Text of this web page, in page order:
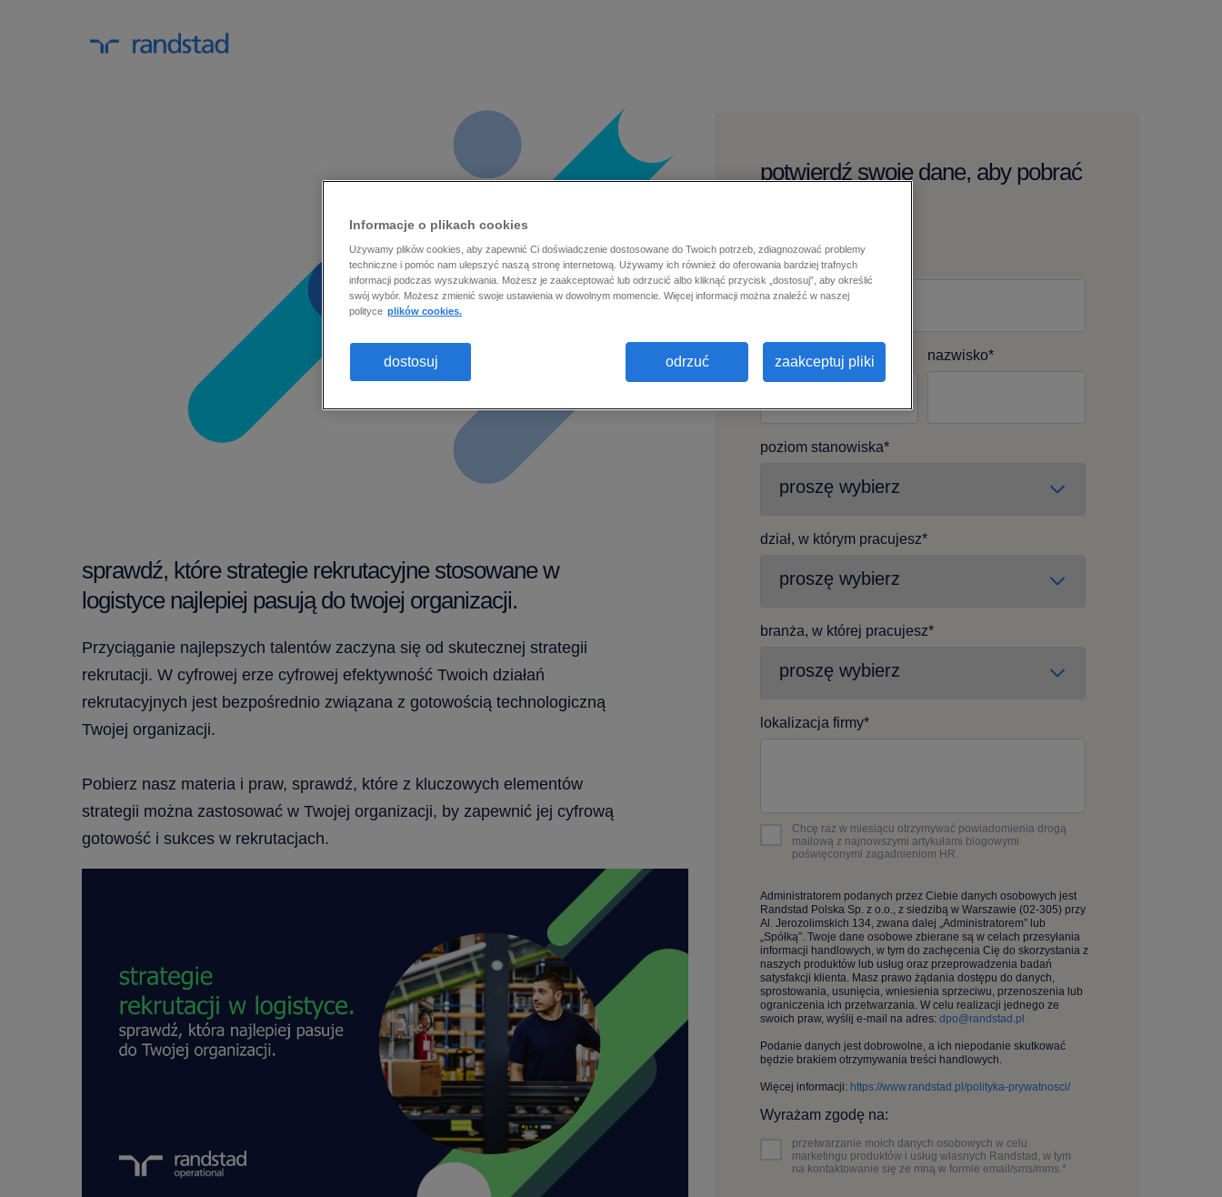
sprawdź, które strategie rekrutacyjne stosowane w
logistyce najlepiej pasują do twojej organizacji.
Przyciąganie najlepszych talentów zaczyna się od skutecznej strategii
rekrutacji. W cyfrowej erze cyfrowej efektywność Twoich działań
rekrutacyjnych jest bezpośrednio związana z gotowością technologiczną
Twojej organizacji.
Pobierz nasz materia i praw, sprawdź, które z kluczowych elementów
strategii można zastosować w Twojej organizacji, by zapewnić jej cyfrową
gotowość i sukces w rekrutacjach.
potwierdź swoje dane, aby pobrać
służbowy adres e-mail
imię* nazwisko*
poziom stanowiska*
dział, w którym pracujesz*
branża, w której pracujesz*
lokalizacja firmy*
Chcę raz w miesiącu otrzymywać powiadomienia drogą
mailową z najnowszymi artykułami blogowymi
poświęconymi zagadnieniom HR.
Administratorem podanych przez Ciebie danych osobowych jest
Randstad Polska Sp. z o.o., z siedzibą w Warszawie (02-305) przy
Al. Jerozolimskich 134, zwana dalej „Administratorem” lub
„Spółką”. Twoje dane osobowe zbierane są w celach przesyłania
informacji handlowych, w tym do zachęcenia Cię do skorzystania z
naszych produktów lub usług oraz przeprowadzenia badań
satysfakcji klienta. Masz prawo żądania dostępu do danych,
sprostowania, usunięcia, wniesienia sprzeciwu, przenoszenia lub
ograniczenia ich przetwarzania. W celu realizacji jednego ze
swoich praw, wyślij e-mail na adres:dpo@randstad.pl
Podanie danych jest dobrowolne, a ich niepodanie skutkować
będzie brakiem otrzymywania treści handlowych.
Więcej informacji: https://www.randstad.pl/polityka-prywatnosci/
Wyrażam zgodę na:
przetwarzanie moich danych osobowych w celu
marketingu produktów i usług własnych Randstad, w tym
na kontaktowanie się ze mną w formie email/sms/mms.*
Informacje o plikach cookies
Używamy plików cookies, aby zapewnić Ci doświadczenie dostosowane do Twoich potrzeb, zdiagnozować problemy
techniczne i pomóc nam ulepszyć naszą stronę internetową. Używamy ich również do oferowania bardziej trafnych
informacji podczas wyszukiwania. Możesz je zaakceptować lub odrzucić albo kliknąć przycisk „dostosuj”, aby określić
swój wybór. Możesz zmienić swoje ustawienia w dowolnym momencie. Więcej informacji można znaleźć w naszej
polityce plików cookies.
dostosuj odrzuć zaakceptuj pliki